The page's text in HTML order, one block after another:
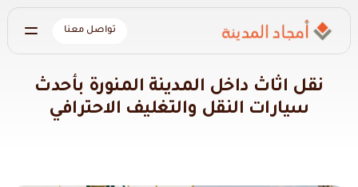
تواصل معنا
نقل اثاث داخل المدينة المنورة بأحدث
سيارات النقل والتغليف الاحترافي